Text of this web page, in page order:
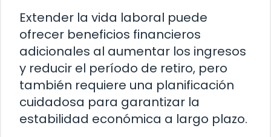
Extender la vida laboral puede
ofrecer beneficios financieros
adicionales al aumentar los ingresos
y reducir el período de retiro, pero
también requiere una planificación
cuidadosa para garantizar la
estabilidad económica a largo plazo.